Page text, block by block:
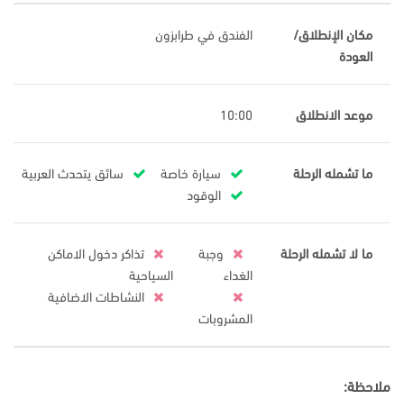
مكان الإنطلاق/
العودة
الفندق في طرابزون
موعد الانطلاق 10:00
ما تشمله الرحلة سيارة خاصة
سائق يتحدث العربية
الوقود
ما لا تشمله الرحلة
وجبة
الغداء
تذاكر دخول الاماكن
السياحية
المشروبات
النشاطات الاضافية
ملاحظة: